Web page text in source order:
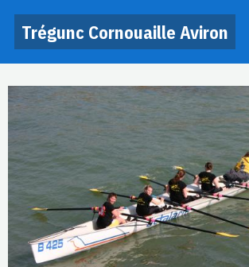
Trégunc Cornouaille Aviron